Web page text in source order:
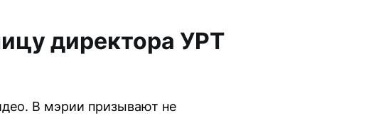
директора УРТ
В мэрии призывают не